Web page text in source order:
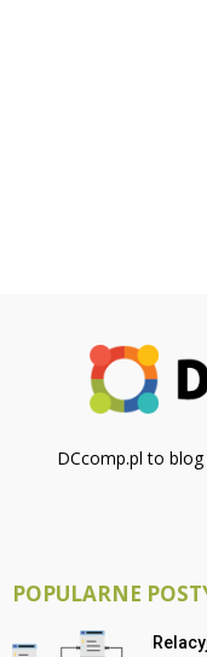
DCcomp.pl to
POPULARNE